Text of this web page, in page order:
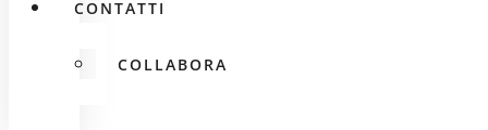
CONTATTI
COLLABORA